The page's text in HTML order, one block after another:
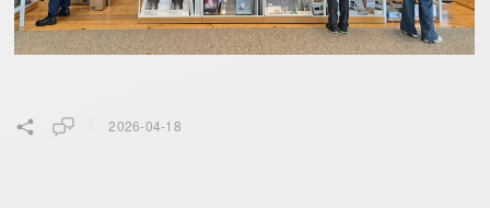
2026-04-18